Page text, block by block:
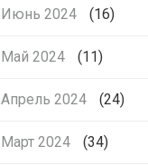
Июнь 2024 (16)
Май 2024 (11)
Апрель 2024 (24)
Март 2024 (34)